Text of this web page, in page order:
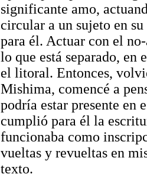
significante amo,
circular a un sujeto en
para él. Actuar con el
lo que está separado, en
el litoral. Entonces,
Mishima, comencé a
podría estar presente en
cumplió para él la
funcionaba como
vueltas y revueltas en
texto.